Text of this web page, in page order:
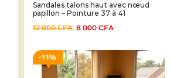
Sandales talons haut avec nœud
papillon – Pointure 37 à 41
12 000CFA 8 000 CFA
11%